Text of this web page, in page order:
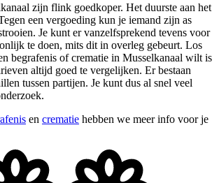
zijn flink goedkoper. Het duurste aan het
een vergoeding kun je iemand zijn as
Je kunt er vanzelfsprekend tevens voor
te doen, mits dit in overleg gebeurt. Los
begrafenis of crematie in Musselkanaal wilt is
altijd goed te vergelijken. Er bestaan
tussen partijen. Je kunt dus al snel veel
en crematie hebben we meer info voor je